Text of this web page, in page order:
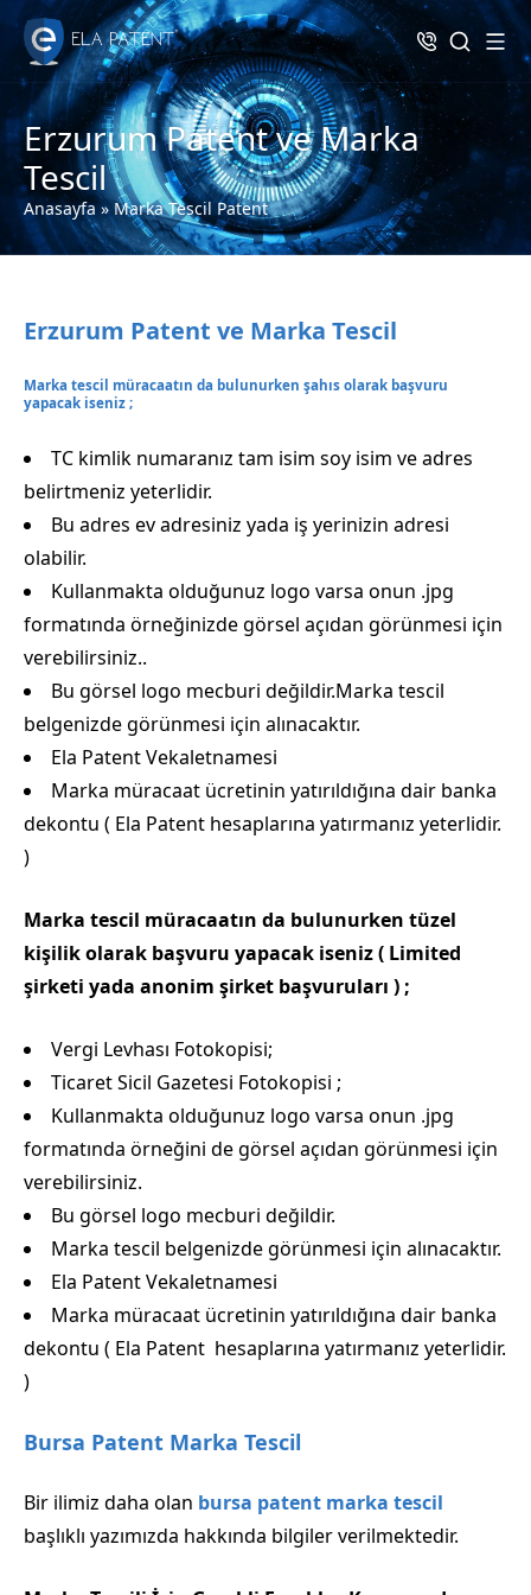
Erzurum Patent ve Marka
Tescil
Anasayfa»Marka Tescil Patent
Erzurum Patent ve Marka Tescil
Marka tescil müracaatın da bulunurken şahıs olarak başvuru
yapacak iseniz ;
TC kimlik numaranız tam isim soy isim ve adres
belirtmeniz yeterlidir.
Bu adres ev adresiniz yada iş yerinizin adresi
olabilir.
Kullanmakta olduğunuz logo varsa onun .jpg
formatında örneğinizde görsel açıdan görünmesi için
verebilirsiniz..
Bu görsel logo mecburi değildir.Marka tescil
belgenizde görünmesi için alınacaktır.
Ela Patent Vekaletnamesi
Marka müracaat ücretinin yatırıldığına dair banka
dekontu ( Ela Patent hesaplarına yatırmanız yeterlidir.
)
Marka tescil müracaatın da bulunurken tüzel
kişilik olarak başvuru yapacak iseniz ( Limited
şirketi yada anonim şirket başvuruları ) ;
Vergi Levhası Fotokopisi;
Ticaret Sicil Gazetesi Fotokopisi ;
Kullanmakta olduğunuz logo varsa onun .jpg
formatında örneğini de görsel açıdan görünmesi için
verebilirsiniz.
Bu görsel logo mecburi değildir.
Marka tescil belgenizde görünmesi için alınacaktır.
Ela Patent Vekaletnamesi
Marka müracaat ücretinin yatırıldığına dair banka
dekontu ( Ela Patent hesaplarına yatırmanız yeterlidir.
)
Bursa Patent Marka Tescil
Bir ilimiz daha olan bursa patent marka tescil
başlıklı yazımızda hakkında bilgiler verilmektedir.